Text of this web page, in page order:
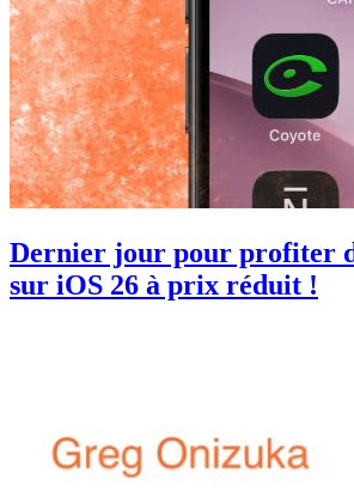
Dernier jour pour profiter
sur iOS 26 à prix réduit !